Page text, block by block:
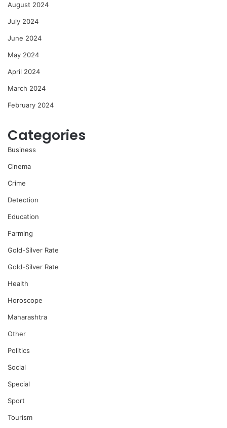
August 2024
July 2024
June 2024
May 2024
April 2024
March 2024
February 2024
Categories
Business
Cinema
Crime
Detection
Education
Farming
Gold-Silver Rate
Gold-Silver Rate
Health
Horoscope
Maharashtra
Other
Politics
Social
Special
Sport
Tourism